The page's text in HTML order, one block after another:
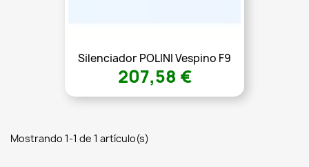
Silenciador POLINI Vespino F9
207,58 €
Mostrando 1-1 de 1 artículo(s)